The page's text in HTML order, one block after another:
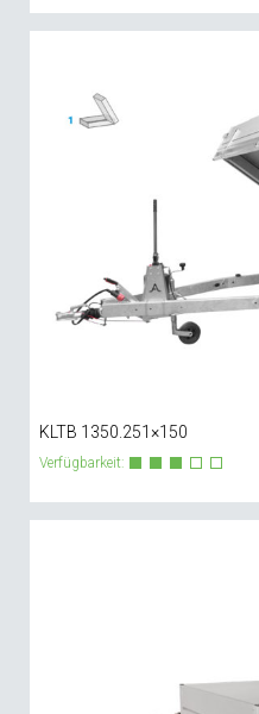
KLTB 1350.251×150
Verfügbarkeit: